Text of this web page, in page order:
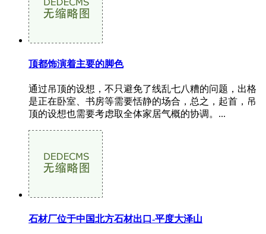
顶都饰演着主要的脚色
通过吊顶的设想，不只避免了线乱七八糟的问题，出格
是正在卧室、书房等需要恬静的场合，总之，起首，吊
顶的设想也需要考虑取全体家居气概的协调。...
石材厂位于中国北方石材出口-平度大泽山